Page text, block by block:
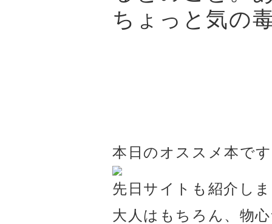
ちょっと気の
本日のオススメ本で
先日サイトも紹介し
大人はもちろん、物